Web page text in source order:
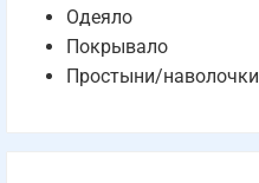
Одеяло
Покрывало
Простыни/наволочки